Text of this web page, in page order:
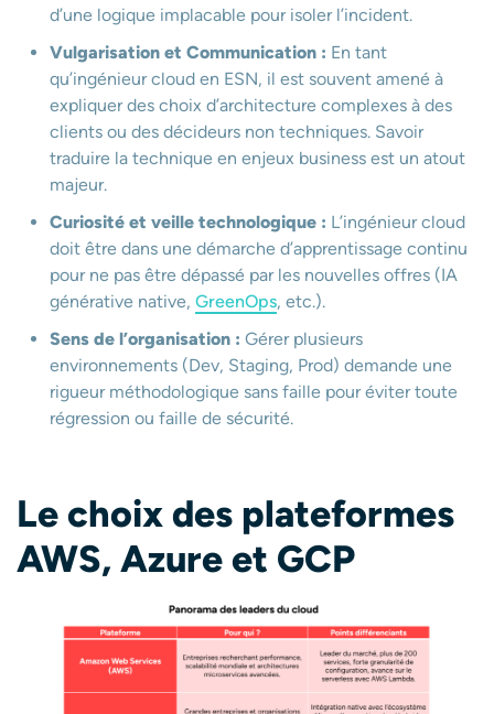
d’une logique implacable pour isoler l’incident.
Vulgarisation et Communication : En tant
qu’ingénieur cloud en ESN, il est souvent amené à
expliquer des choix d’architecture complexes à des
clients ou des décideurs non techniques. Savoir
traduire la technique en enjeux business est un atout
majeur.
Curiosité et veille technologique : L’ingénieur cloud
doit être dans une démarche d’apprentissage continu
pour ne pas être dépassé par les nouvelles offres (IA
générative native, GreenOps, etc.).
Sens de l’organisation : Gérer plusieurs
environnements (Dev, Staging, Prod) demande une
rigueur méthodologique sans faille pour éviter toute
régression ou faille de sécurité.
Lechoix des plateformes
AWS, Azure et GCP